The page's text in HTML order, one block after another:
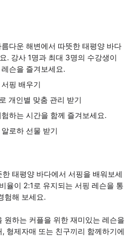
다운 해변에서 따뜻한 태평양 바다
. 강사 1명과 최대 3명의 수강생이
슨을 즐겨보세요.
핑 배우기
개인별 맞춤 관리 받기
하는 시간을 함께 즐겨보세요.
로하 선물 받기
태평양 바다에서 서핑을 배워보세
율이 2:1로 유지되는 서핑 레슨을 통
험해 보세요.
원하는 커플을 위한 재미있는 레슨을
형제자매 또는 친구끼리 함께하기에